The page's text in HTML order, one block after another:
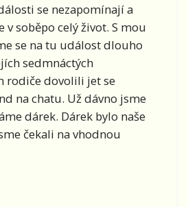
se nezapomínají a
v soběpo celý život. S mou
se na tu událost dlouho
sedmnáctých
rodiče dovolili jet se
na chatu. Už dávno jsme
dárek. Dárek bylo naše
čekali na vhodnou